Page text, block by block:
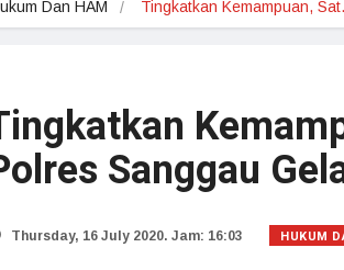
Dan HAM Tingkatkan Kemampuan,
Sanggau
Thursday, 16 July 2020. Jam: 16:03 HUKUM